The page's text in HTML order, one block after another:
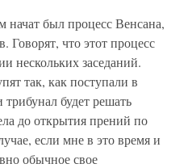
начат был процесс Венсана,
Говорят, что этот процесс
нескольких заседаний.
так, как поступали в
будет решать
до открытия прений по
если мне в это время и
обычное свое